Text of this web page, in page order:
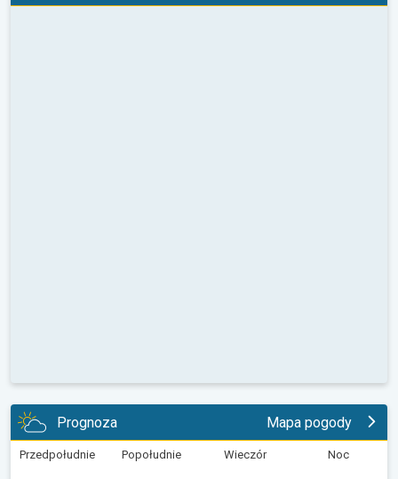
Prognoza Mapa pogody
Przedpołudnie Popołudnie Wieczór Noc